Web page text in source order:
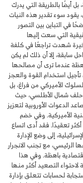
بل أيضًا بالطريقة التي يدرك
يقود سوء تقدير هذه النيات
في التباين بين التصور
التي سعت إليها
شهدت تراجعًا في كلفة
سابقة، إلا أن ذلك لم يكن
عندما ترى أن مصالحها
استخدام القوة والعجز
الأميركي من فراغ، بل
حلف شمال الأطلسي، حيث
الدعوات الأوروبية لتعزيز
الأميركية. وفي خضم
تعقيدًا. فقد أدى اتساع
إلى وضع الإدارة
الرئيسي، مع تجنب الانجرار
باهظة. وفي هذا
التصعيد أكثر منها
لحسابات تتعلق بإدارة